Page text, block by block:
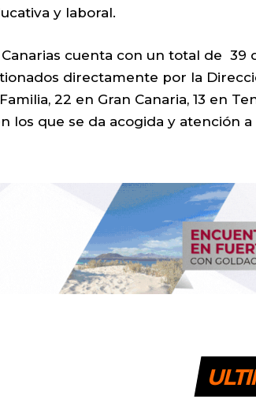
y laboral.
Canarias cuenta con un total de 39
directamente por la
22 en Gran Canaria, 13 en
los que se da acogida y atención